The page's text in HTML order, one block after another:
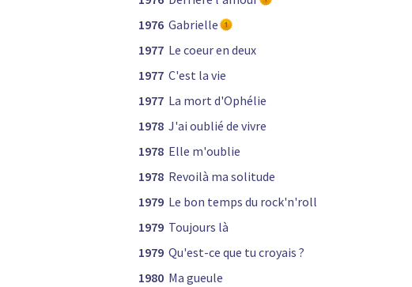
1976 Gabrielle
1977 Le coeur en deux
1977 C'est la vie
1977 La mort d'Ophélie
1978 J'ai oublié de vivre
1978 Elle m'oublie
1978 Revoilà ma solitude
1979 Le bon temps du rock'n'roll
1979 Toujours là
1979 Qu'est-ce que tu croyais ?
1980 Ma gueule